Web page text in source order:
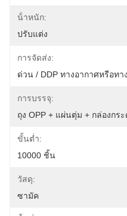
น้ําหนัก:
ปรับแต่ง
การจัดส่ง:
ด่วน / DDP ทางอากาศหรือทา
การบรรจุ:
ถุง OPP + แผ่นตุ่ม + กล่องกร
ขั้นต่ำ:
10000 ชิ้น
วัสดุ:
ซามัค